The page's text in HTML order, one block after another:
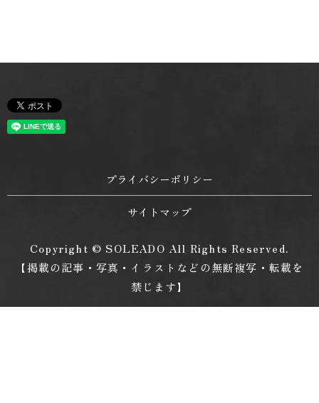
プライバシーポリシー
サイトマップ
Copyright © SOLEADO All Rights Reserved.
【掲載の記事・写真・イラストなどの無断複写・転載を
禁じます】